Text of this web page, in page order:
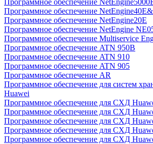
Программное обеспечение
Программное обеспечение
Программное обеспечение NetEngine20E
Программное обеспечение NetEngine
Программное обеспечение Multiservice
Программное обеспечение ATN 950B
Программное обеспечение ATN 910
Программное обеспечение ATN 905
Программное обеспечение AR
Программное обеспечение для систем
Huawei
Программное обеспечение для СХД
Программное обеспечение для СХД
Программное обеспечение для СХД
Программное обеспечение для СХД
Программное обеспечение для СХД